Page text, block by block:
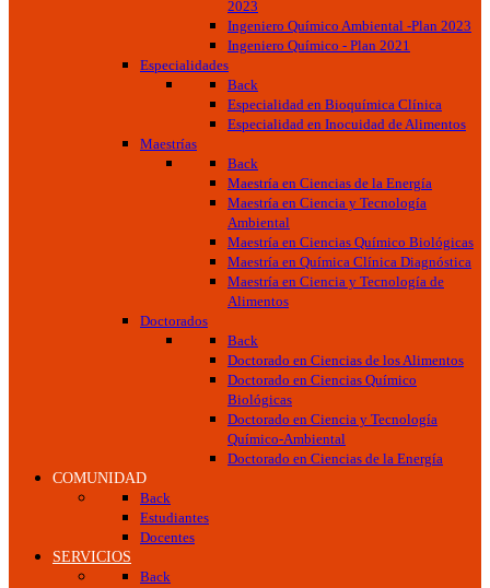
2023
Ingeniero Químico Ambiental -Plan 2023
Ingeniero Químico - Plan 2021
Especialidades
Back
Especialidad en Bioquímica Clínica
Especialidad en Inocuidad de Alimentos
Maestrías
Back
Maestría en Ciencias de la Energía
Maestría en Ciencia y Tecnología
Ambiental
Maestría en Ciencias Químico Biológicas
Maestría en Química Clínica Diagnóstica
Maestría en Ciencia y Tecnología de
Alimentos
Doctorados
Back
Doctorado en Ciencias de los Alimentos
Doctorado en Ciencias Químico
Biológicas
Doctorado en Ciencia y Tecnología
Químico-Ambiental
Doctorado en Ciencias de la Energía
COMUNIDAD
Back
Estudiantes
Docentes
SERVICIOS
Back